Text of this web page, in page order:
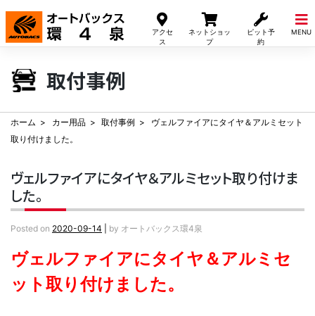
アクセ
ス
ネットショッ
プ
ピット予
約
MENU
Skip
content
取付事例
ホーム カー用品 取付事例
ヴェルファイアにタイヤ＆アルミセット
取り付けました。
ヴェルファイアにタイヤ＆アルミセット取り付けま
した。
Posted on 2020-09-14 by オートバックス環4泉
ヴェルファイアにタイヤ＆アルミセ
ット取り付けました。